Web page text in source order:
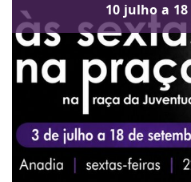
10 julho a 18